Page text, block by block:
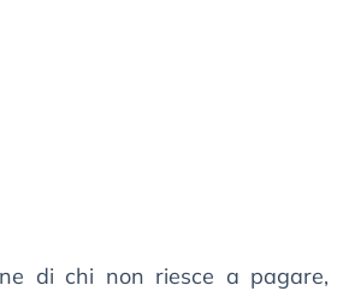
di chi non riesce a pagare,